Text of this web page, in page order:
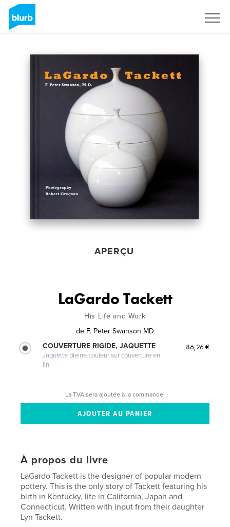
APERÇU
LaGardo Tackett
His Life and Work
de F. Peter Swanson MD
COUVERTURE RIGIDE, JAQUETTE
Jaquette pleine couleur sur couverture en
lin
86,26 €
La TVA sera ajoutée à la commande.
À propos du livre
LaGardo Tackett is the designer of popular modern
pottery. This is the only story of Tackett featuring his
birth in Kentucky, life in California, Japan and
Connecticut. Written with input from their daughter
Lyn Tackett.